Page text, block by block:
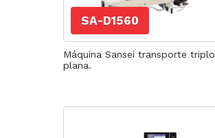
SA-D1560
Máquina Sansei transporte triplo
plana.